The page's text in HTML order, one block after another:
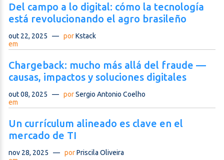
Del campo a lo digital: cómo la tecnología
está revolucionando el agro brasileño
out 22, 2025 — porKstack
em
Chargeback: mucho más allá del fraude —
causas, impactos y soluciones digitales
out 08, 2025 — porSergio Antonio Coelho
em
Un currículum alineado es clave en el
mercado de TI
nov 28, 2025 — porPriscila Oliveira